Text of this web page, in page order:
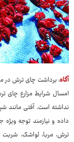
آگاه: برداشت چای ترش در
امسال شرایط مزارع چای
نداشته است. آفتی مانند
داده و نیازمند توجه
ترش، مربا، لواشک،